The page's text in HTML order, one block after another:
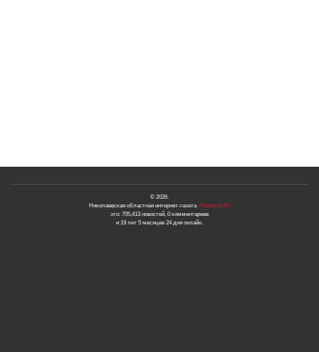
© 2026.
Николаевская областная интернет-газета«Новости N»
это: 705,413 новостей, 0 комментариев
и 19 лет 5 месяцев 24 дня онлайн.